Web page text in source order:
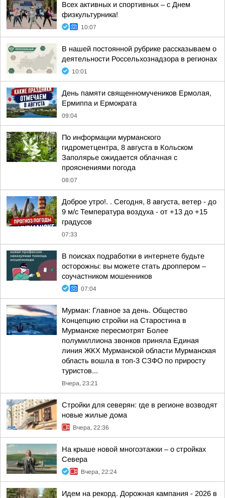
Всех активных и спортивных – с Днем
физкультурника!
10:07
В нашей постоянной рубрике рассказываем о
деятельности Россельхознадзора в регионах
10:01
День памяти священномучеников Ермолая,
Ермиппа и Ермократа
09:04
По информации мурманского
гидрометцентра, 8 августа в Кольском
Заполярье ожидается облачная с
прояснениями погода
08:07
Доброе утро!. . Сегодня, 8 августа, ветер - до
9 м/с Температура воздуха - от +13 до +15
градусов
07:33
В поисках подработки в интернете будьте
осторожны: вы можете стать дроппером –
соучастником мошенников
07:04
Мурман: Главное за день. Общество
Концепцию стройки на Старостина в
Мурманске пересмотрят Более
полумиллиона звонков приняла Единая
линия ЖКХ Мурманской области Мурманская
область вошла в топ-3 СЗФО по приросту
туристов...
Вчера, 23:21
Стройки для северян: где в регионе возводят
новые жилые дома
Вчера, 22:36
На крыше новой многоэтажки – о стройках
Севера
Вчера, 22:24
Идем на рекорд. Дорожная кампания - 2026 в